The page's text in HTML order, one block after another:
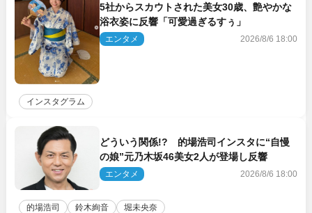
5社からスカウトされた美女30歳、艶やかな
浴衣姿に反響「可愛過ぎるすぅ」
エンタメ 2026/8/6 18:00
インスタグラム
どういう関係!? 的場浩司インスタに“自慢
の娘”元乃木坂46美女2人が登場し反響
エンタメ 2026/8/6 18:00
的場浩司 鈴木絢音 堀未央奈